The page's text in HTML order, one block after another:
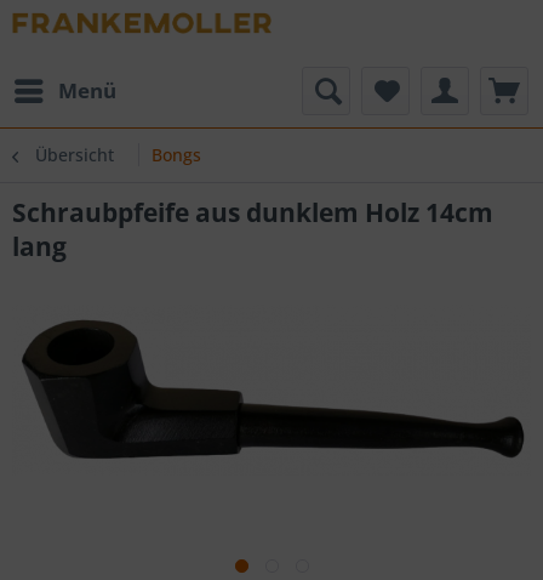
Menü
Übersicht Bongs
Schraubpfeife aus dunklem Holz 14cm
lang